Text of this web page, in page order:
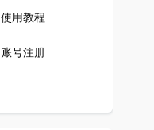
使用教程
账号注册